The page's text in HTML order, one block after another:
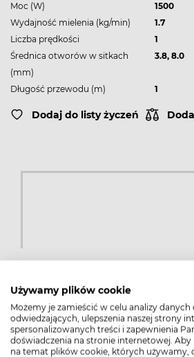
Moc (W)
1500
Wydajność mielenia (kg/min)
1.7
Liczba prędkości
1
Średnica otworów w sitkach
(mm)
3.8, 8.0
Długość przewodu (m) 1
Dodaj do listy życzeń
PRODUKT
Używamy plików cookie
Możemy je zamieścić w celu analizy
odwiedzających, ulepszenia naszej strony
spersonalizowanych treści i zapewnienia
doświadczenia na stronie internetowej.
na temat plików cookie, których używamy,